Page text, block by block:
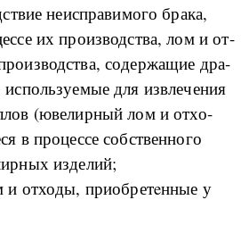
не­ис­пра­ви­мо­го бра­ка,
их про­из­вод­ства, лом и от­
со­дер­жа­щие дра­
для из­в­ле­че­ния
(ю­ве­ли­р­ный лом и от­хо­
в про­цес­се соб­ствен­но­го
из­де­лий­;
от­хо­ды, при­об­ретeн­ные у